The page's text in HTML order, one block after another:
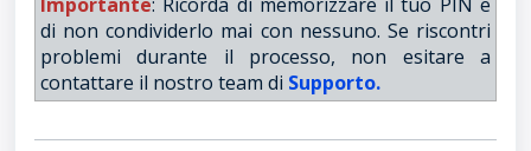
di non condividerlo mai con nessuno. Se riscontri
problemi durante il processo, non esitare a
contattare il nostro team di Supporto.